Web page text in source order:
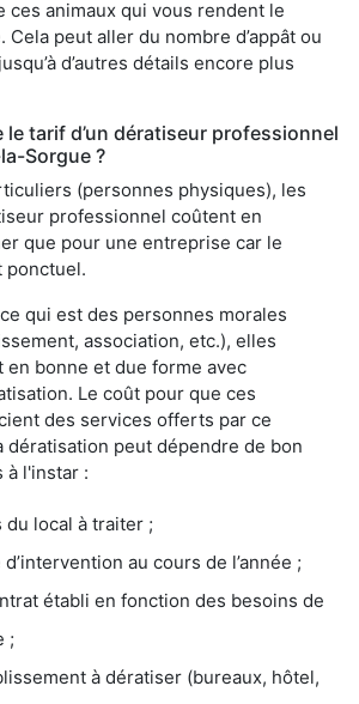
ces animaux qui vous rendent le
peut aller du nombre d’appât ou
d’autres détails encore plus
le tarif d’un dératiseur professionnel
Sorgue ?
(personnes physiques), les
professionnel coûtent en
que pour une entreprise car le
ponctuel.
qui est des personnes morales
association, etc.), elles
bonne et due forme avec
Le coût pour que ces
des services offerts par ce
dératisation peut dépendre de bon
à l'instar :
du local à traiter ;
au cours de l’année ;
établi en fonction des besoins de
;
à dératiser (bureaux, hôtel,